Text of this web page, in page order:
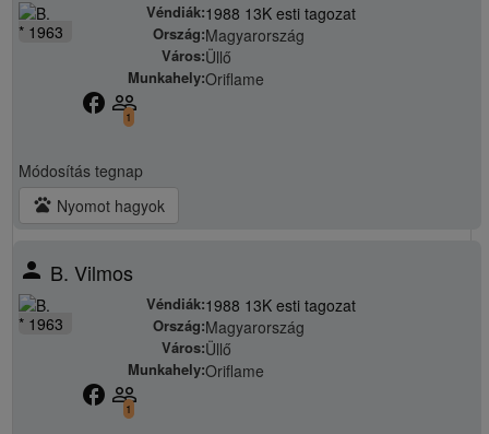
* 1963
Véndiák:1988 13K esti tagozat
Ország:Magyarország
Város:Üllő
Munkahely:Oriflame
facebook people_outline
1
Módosítás tegnap
pets Nyomot hagyok
person B. Vilmos
* 1963
Véndiák:1988 13K esti tagozat
Ország:Magyarország
Város:Üllő
Munkahely:Oriflame
facebook people_outline
1